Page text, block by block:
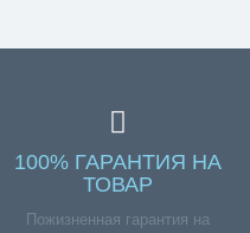
100% ГАРАНТИЯ НА
ТОВАР
Пожизненная гарантия на